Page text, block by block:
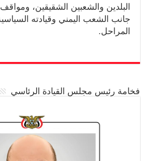
البلدين والشعبين الشقيقين،
جانب الشعب اليمني وقيادته
المراحل.
فخامة رئيس مجلس القيادة الرئاسي